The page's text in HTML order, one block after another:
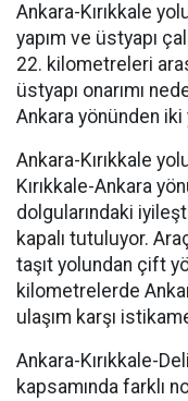
Ankara-Kırıkkale
yapım ve üstyapı
22. kilometreleri
üstyapı onarımı
Ankara yönünden iki
Ankara-Kırıkkale
Kırıkkale-Ankara
dolgularındaki
kapalı tutuluyor.
taşıt yolundan çift
kilometrelerde
ulaşım karşı
Ankara-Kırıkkale-
kapsamında farklı